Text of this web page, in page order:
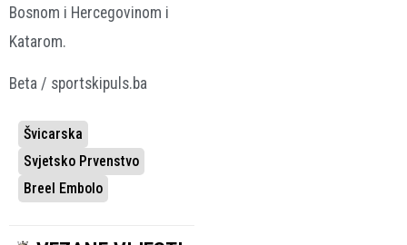
Bosnom i Hercegovinom i
Katarom.
Beta / sportskipuls.ba
Švicarska
Svjetsko Prvenstvo
Breel Embolo